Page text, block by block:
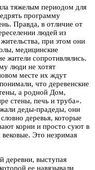
тяжелым периодом для
программу
Правда, в отличие от
людей из
при этом они
медицинские
жители сопротивлялись.
люди не хотят
месте их ждут
что деревенские
а родной Дом,
стены, печь и труба».
деды-прадеды, они
деревья, которые
корни и просто суют в
Это незримая
деревни, выступая
ее навязывали